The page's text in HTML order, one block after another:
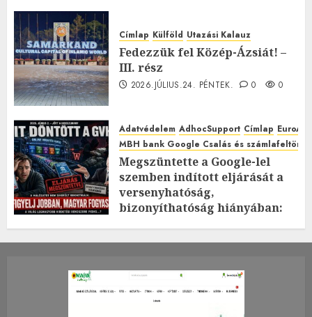
Címlap Külföld Utazási Kalauz
Fedezzük fel Közép-Ázsiát! –
III. rész
2026.JÚLIUS.24. PÉNTEK. 0 0
Adatvédelem AdhocSupport Címlap
MBH bank Google Csalás és
Megszüntette a Google-lel
szemben indított eljárását a
versenyhatóság,
bizonyíthatóság hiányában:
2026.JÚLIUS.23. CSÜTÖRTÖK.
0